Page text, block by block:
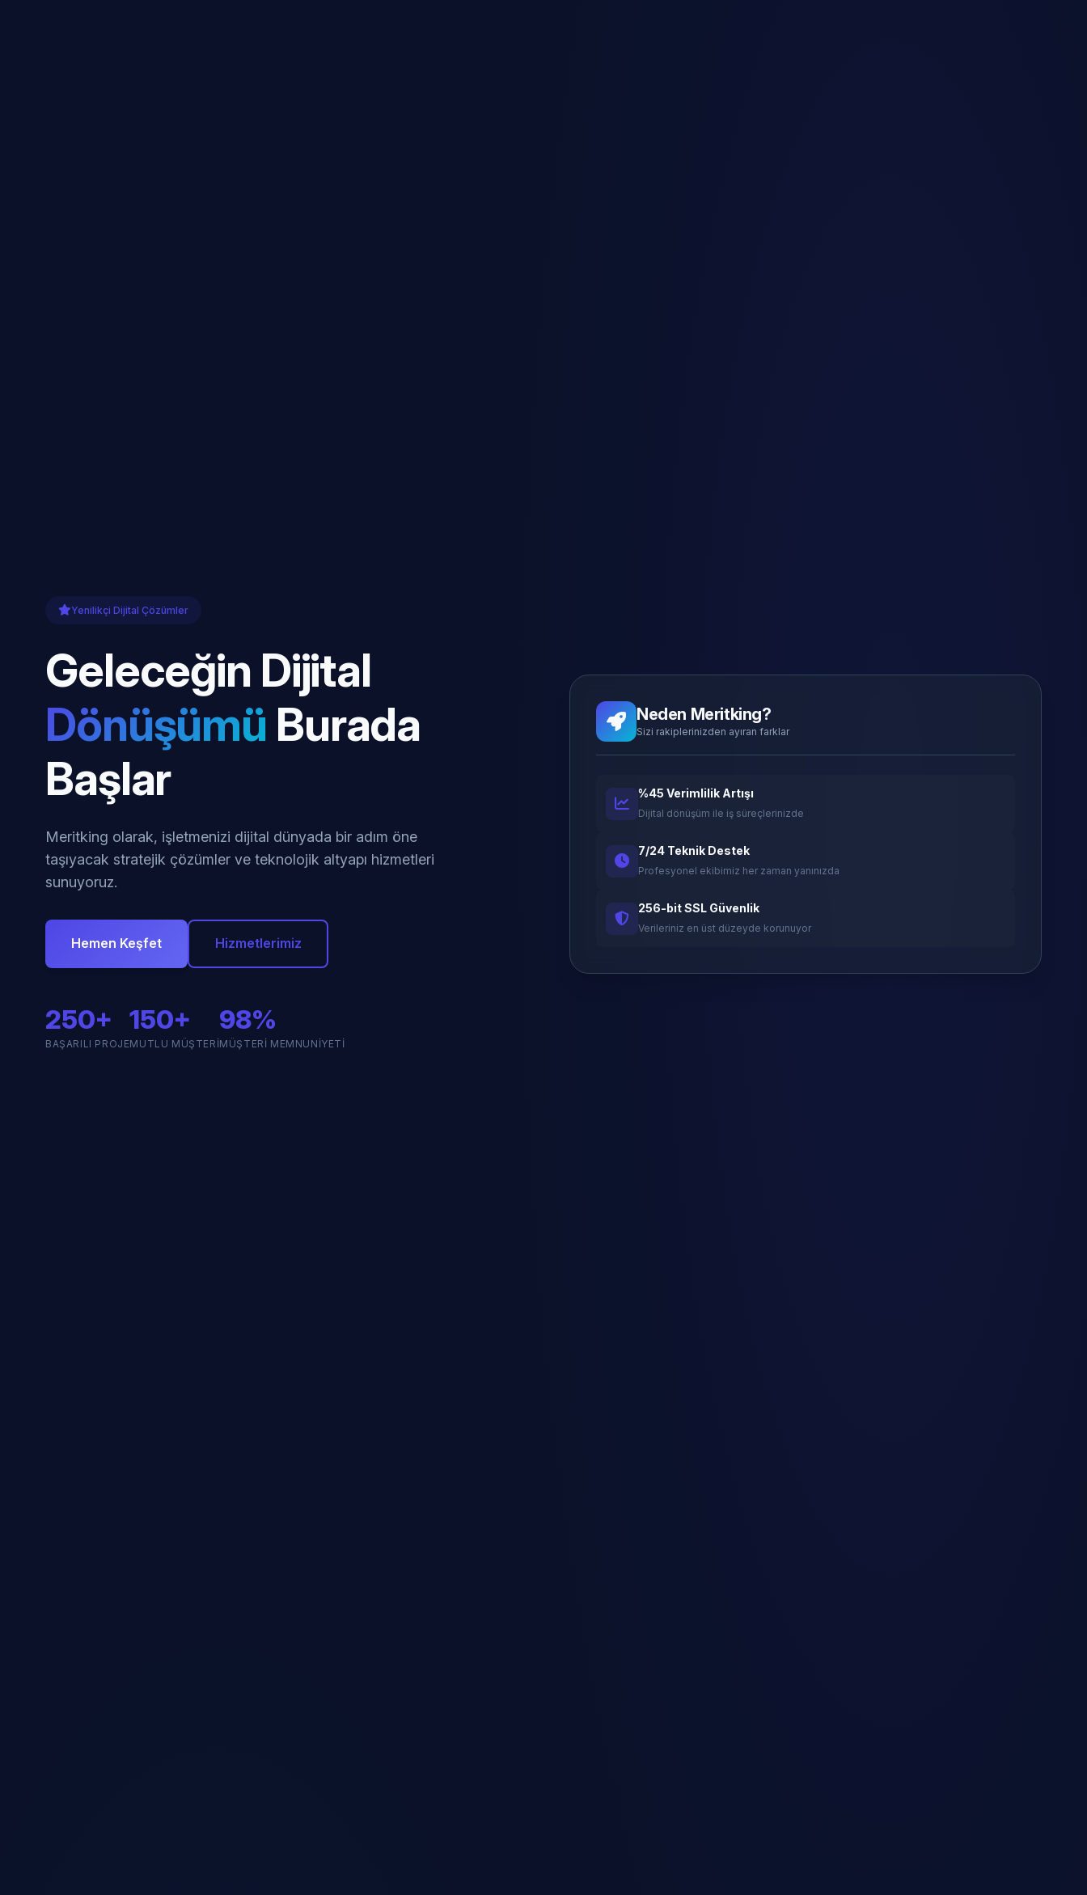
Yenilikçi Dijital Çözümler
Geleceğin Dijital
Dönüşümü Burada
Başlar
Meritking olarak, işletmenizi dijital dünyada bir adım öne
taşıyacak stratejik çözümler ve teknolojik altyapı hizmetleri
sunuyoruz.
Hemen Keşfet Hizmetlerimiz
250+
BAŞARILI PROJE
150+
MUTLU MÜŞTERI
98%
MÜŞTERI MEMNUNIYETI
Neden Meritking?
Sizi rakiplerinizden ayıran farklar
%45 Verimlilik Artışı
Dijital dönüşüm ile iş süreçlerinizde
7/24 Teknik Destek
Profesyonel ekibimiz her zaman yanınızda
256-bit SSL Güvenlik
Verileriniz en üst düzeyde korunuyor